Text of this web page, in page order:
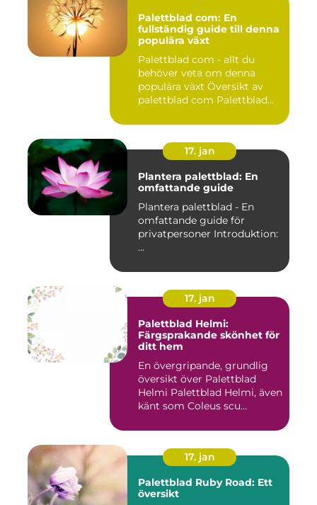
Palettblad com: En
fullständig guide till denna
populära växt
Palettblad com - allt du
behöver veta om denna
populära växt Översikt av
palettblad com Palettblad...
17. jan
Plantera palettblad: En
omfattande guide
Plantera palettblad - En
omfattande guide för
privatpersoner Introduktion:
...
17. jan
Palettblad Helmi:
Färgsprakande skönhet för
ditt hem
En övergripande, grundlig
översikt över Palettblad
Helmi Palettblad Helmi, även
känt som Coleus scu...
17. jan
Palettblad Ruby Road: Ett
översikt